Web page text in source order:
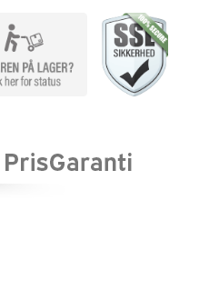
kr. 44,95.
er:
kr. 29,22.